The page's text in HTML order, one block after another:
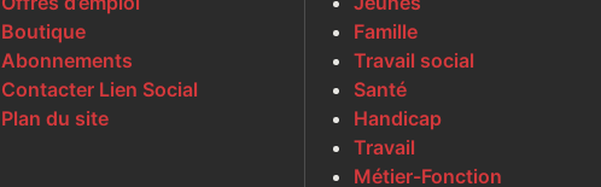
Boutique
Abonnements
Contacter Lien Social
Plan du site
Famille
Travail social
Santé
Handicap
Travail
Métier-Fonction